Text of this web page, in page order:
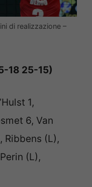
di realizzazione –
18 25-15)
1,
6, Van
Ribbens (L),
(L),